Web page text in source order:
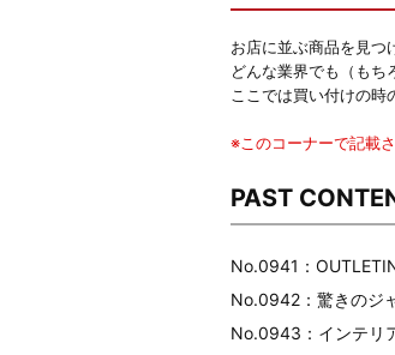
お店に並ぶ商品を見つ
どんな業界でも（もち
ここでは買い付けの時
※このコーナーで記載
PAST
No.0941：
No.0942：驚きのジ
No.0943：インテリ